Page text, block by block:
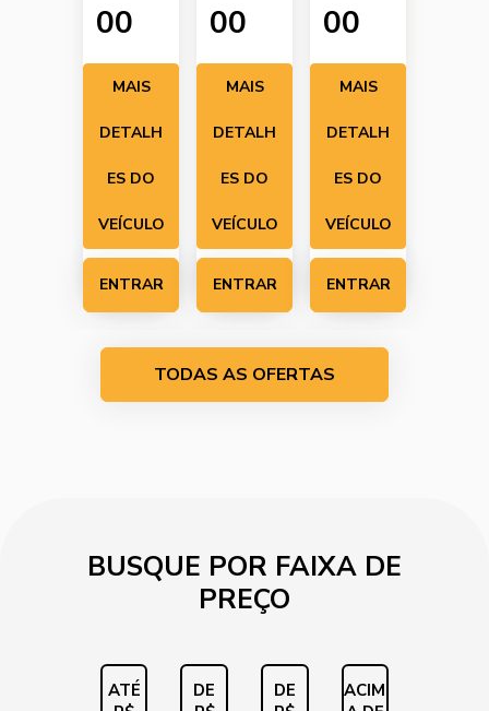
00
MAIS
DETALH
ES DO
VEÍCULO
ENTRAR
00
MAIS
DETALH
ES DO
VEÍCULO
ENTRAR
00
MAIS
DETALH
ES DO
VEÍCULO
ENTRAR
TODAS AS OFERTAS
BUSQUE POR FAIXA DE
PREÇO
ATÉ
DE
DE
ACIM